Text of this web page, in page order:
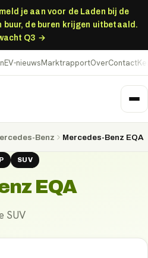
je aan voor de Laden bij de
buur, de buren krijgen uitbetaald.
Q3 →
EV-nieuwsMarktrapportOverContact
Benz Mercedes-Benz EQA
SUV
EQA
SUV